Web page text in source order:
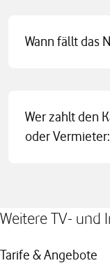
Wann fällt das
Wer zahlt den
oder
Weitere TV- und
Tarife & Angebote